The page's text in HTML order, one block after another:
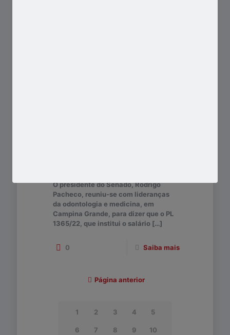
O presidente do Senado, Rodrigo
Pacheco, reuniu-se com lideranças
da odontologia e medicina, em
Campina Grande, para dizer que o PL
1365/22, que institui o salário […]
0 Saiba mais
Página anterior
1 2 3 4 5
6 7 8 9 10